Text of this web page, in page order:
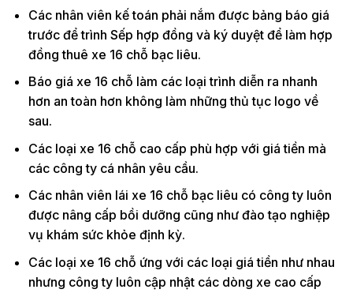
Các nhân viên kế toán phải nắm được bảng báo giá
trước để trình Sếp hợp đồng và ký duyệt để làm hợp
đồng thuê xe 16 chỗ bạc liêu.
Báo giá xe 16 chỗ làm các loại trình diễn ra nhanh
hơn an toàn hơn không làm những thủ tục logo về
sau.
Các loại xe 16 chỗ cao cấp phù hợp với giá tiền mà
các công ty cá nhân yêu cầu.
Các nhân viên lái xe 16 chỗ bạc liêu có công ty luôn
được nâng cấp bồi dưỡng cũng như đào tạo nghiệp
vụ khám sức khỏe định kỳ.
Các loại xe 16 chỗ ứng với các loại giá tiền như nhau
nhưng công ty luôn cập nhật các dòng xe cao cấp